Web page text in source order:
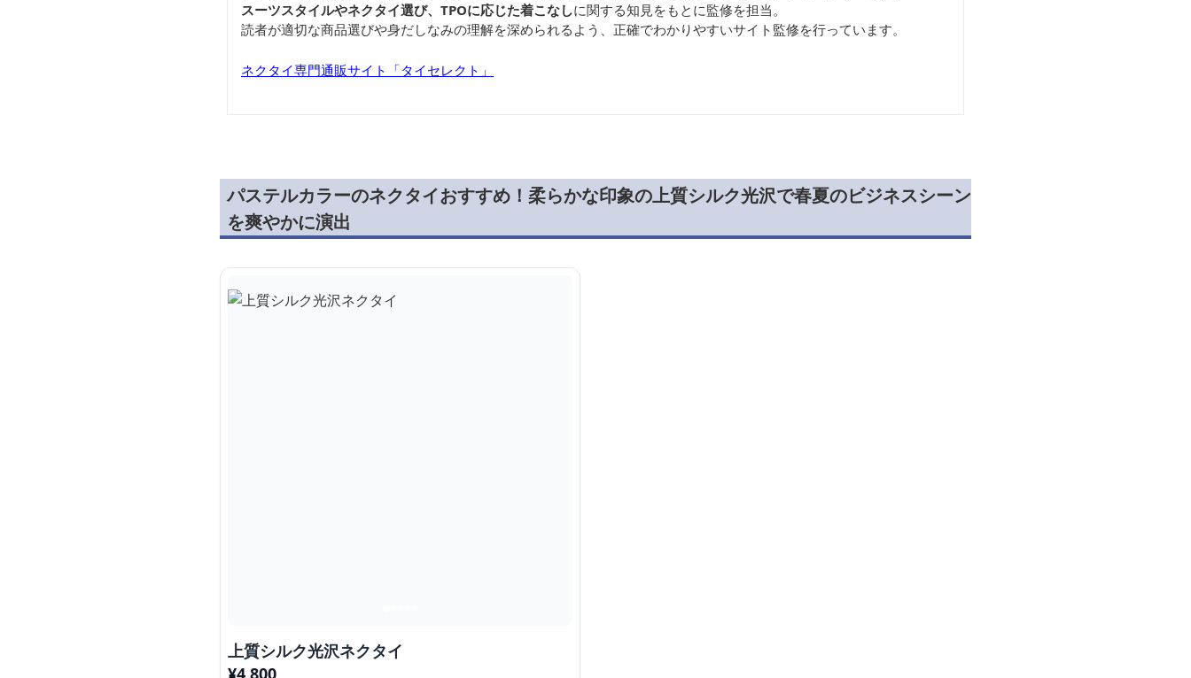
スーツスタイルやネクタイ選び、TPOに応じた着こなしに関する知見をもとに監修を担当。
読者が適切な商品選びや身だしなみの理解を深められるよう、正確でわかりやすいサイト監修を行っています。
ネクタイ専門通販サイト「タイセレクト」
パステルカラーのネクタイおすすめ！柔らかな印象の上質シルク光沢で春夏のビジネスシーン
を爽やかに演出
上質シルク光沢ネクタイ
¥4,800